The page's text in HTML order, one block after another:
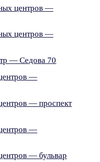
центров —
центров —
— Седова 70
—
— проспект
—
— бульвар